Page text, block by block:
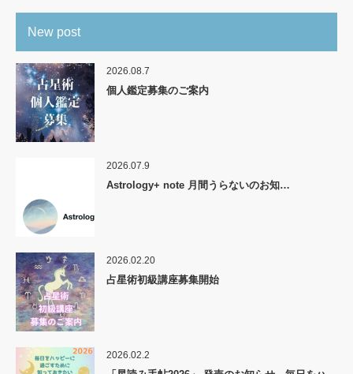
New post
2026.08.7
個人鑑定募集のご案内
2026.07.9
Astrology+ note 月間うらないのお知…
2026.02.20
占星術初級講座募集開始
2026.02.2